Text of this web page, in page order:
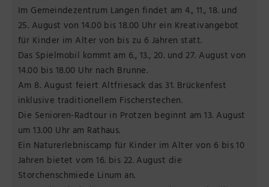
Im Gemeindezentrum Langen findet am 4., 11., 18. und
25. August von 14.00 bis 18.00 Uhr ein Kreativangebot
für Kinder im Alter von bis zu 6 Jahren statt.
Das Spielmobil kommt am 6., 13., 20. und 27. August von
14.00 bis 18.00 Uhr nach Brunne.
Am 8. August feiert Altfriesack das 31. Brückenfest
inklusive traditionellem Fischerstechen.
Die Senioren-Radtour in Protzen beginnt am 13. August
um 13.00 Uhr am Rathaus.
Ein Naturerlebniscamp für Kinder im Alter von 6 bis 10
Jahren bietet vom 16. bis 22. August die
Storchenschmiede Linum an.